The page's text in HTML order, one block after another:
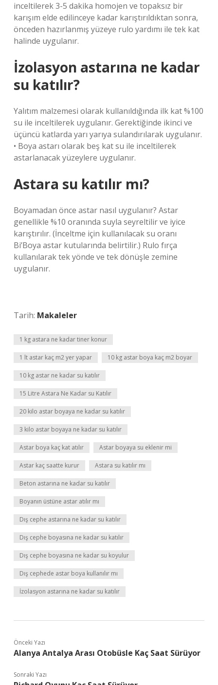
inceltilerek 3-5 dakika homojen ve topaksız bir
karışım elde edilinceye kadar karıştırıldıktan sonra,
önceden hazırlanmış yüzeye rulo yardımı ile tek kat
halinde uygulanır.
İzolasyon astarına ne kadar
su katılır?
Yalıtım malzemesi olarak kullanıldığında ilk kat %100
su ile inceltilerek uygulanır. Gerektiğinde ikinci ve
üçüncü katlarda yarı yarıya sulandırılarak uygulanır.
• Boya astarı olarak beş kat su ile inceltilerek
astarlanacak yüzeylere uygulanır.
Astara su katılır mı?
Boyamadan önce astar nasıl uygulanır? Astar
genellikle %10 oranında suyla seyreltilir ve iyice
karıştırılır. (İnceltme için kullanılacak su oranı
Bi’Boya astar kutularında belirtilir.) Rulo fırça
kullanılarak tek yönde ve tek dönüşle zemine
uygulanır.
Tarih: Makaleler
1 kg astara ne kadar tiner konur
1 lt astar kaç m2 yer yapar 10 kg astar boya kaç m2 boyar
10 kg astar ne kadar su katılır
15 Litre Astara Ne Kadar su Katılır
20 kilo astar boyaya ne kadar su katılır
3 kilo astar boyaya ne kadar su katılır
Astar boya kaç kat atılır Astar boyaya su eklenir mi
Astar kaç saatte kurur Astara su katılır mı
Beton astarına ne kadar su katılır
Boyanın üstüne astar atılır mı
Dış cephe astarına ne kadar su katılır
Dış cephe boyasına ne kadar su katılır
Dış cephe boyasına ne kadar su koyulur
Dış cephede astar boya kullanılır mı
İzolasyon astarına ne kadar su katılır
Önceki Yazı
Alanya Antalya Arası Otobüsle Kaç Saat Sürüyor
Sonraki Yazı